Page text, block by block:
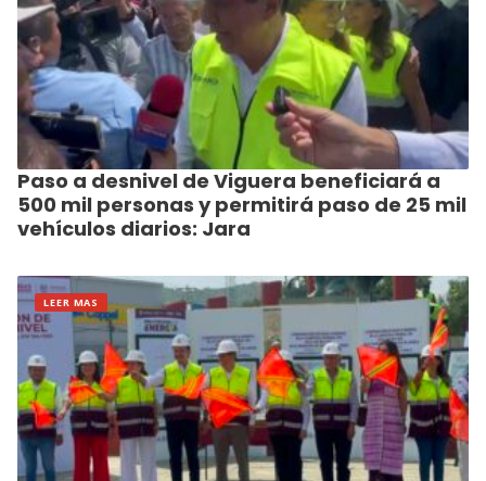
Paso a desnivel de Viguera beneficiará a
500 mil personas y permitirá paso de 25 mil
vehículos diarios: Jara
LEER MAS